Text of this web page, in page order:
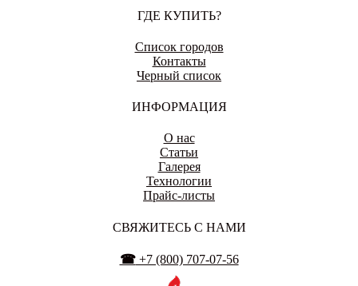
ИВАНОВО
ИРКУТСК
ГДЕ КУПИТЬ?
Список городов
Контакты
Черный список
ИНФОРМАЦИЯ
О нас
Статьи
Галерея
Технологии
Прайс-листы
СВЯЖИТЕСЬ С НАМИ
☎+7 (800) 707-07-56